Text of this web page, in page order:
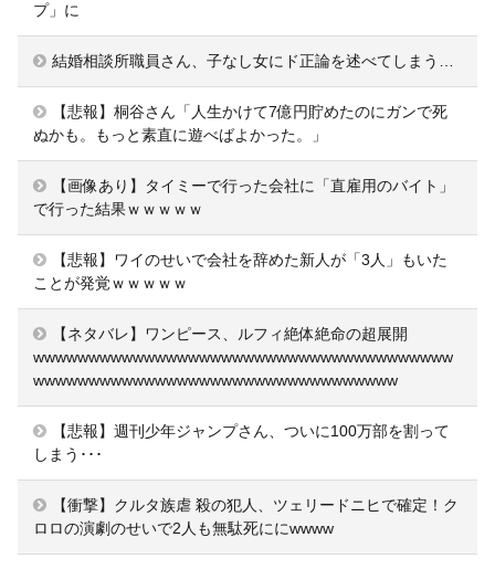
プ」に
結婚相談所職員さん、子なし女にド正論を述べてしまう…
【悲報】桐谷さん「人生かけて7億円貯めたのにガンで死
ぬかも。もっと素直に遊べばよかった。」
【画像あり】タイミーで行った会社に「直雇用のバイト」
で行った結果ｗｗｗｗｗ
【悲報】ワイのせいで会社を辞めた新人が「3人」もいた
ことが発覚ｗｗｗｗｗ
【ネタバレ】ワンピース、ルフィ絶体絶命の超展開
wwwwwwwwwwwwwwwwwwwwwwwwwwwwwwwwwwwwww
wwwwwwwwwwwwwwwwwwwwwwwwwwwwwwwww
【悲報】週刊少年ジャンプさん、ついに100万部を割って
しまう･･･
【衝撃】クルタ族虐 殺の犯人、ツェリードニヒで確定！ク
ロロの演劇のせいで2人も無駄死ににwwww